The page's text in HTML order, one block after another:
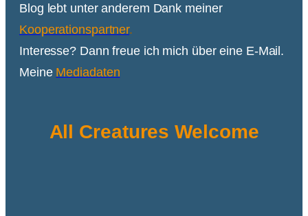
Blog lebt unter anderem Dank meiner
Kooperationspartner.
Interesse? Dann freue ich mich über eine E-Mail.
Meine Mediadaten
All Creatures Welcome